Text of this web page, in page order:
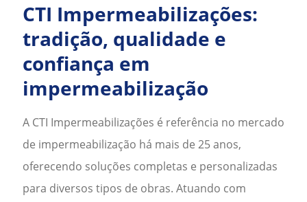
CTI Impermeabilizações:
tradição, qualidade e
confiança em
impermeabilização
A CTI Impermeabilizações é referência no mercado
de impermeabilização há mais de 25 anos,
oferecendo soluções completas e personalizadas
para diversos tipos de obras. Atuando com